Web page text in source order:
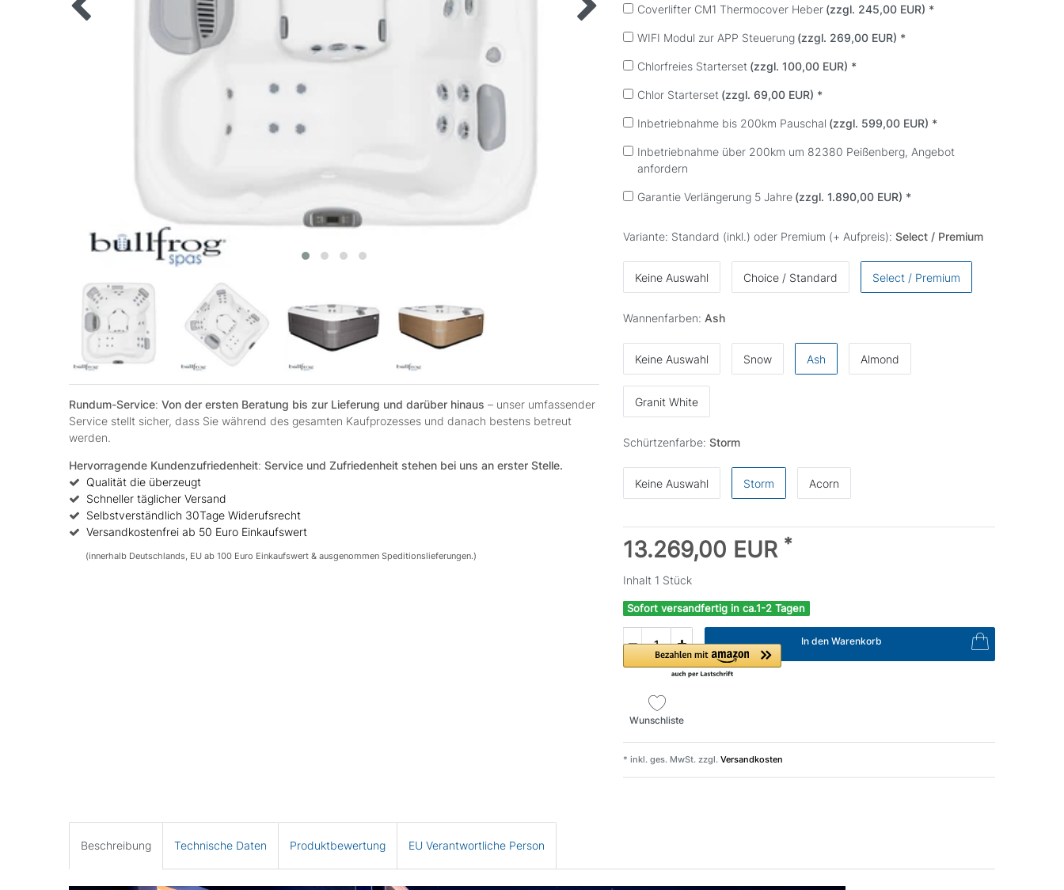
Rundum-Service: Von der ersten Beratung bis zur Lieferung und darüber hinaus – unser umfassender
Service stellt sicher, dass Sie während des gesamten Kaufprozesses und danach bestens betreut
werden.
Hervorragende Kundenzufriedenheit: Service und Zufriedenheit stehen bei uns an erster Stelle.
Qualität die überzeugt
Schneller täglicher Versand
Selbstverständlich 30Tage Widerufsrecht
Versandkostenfrei ab 50 Euro Einkaufswert
(innerhalb Deutschlands, EU ab 100 Euro Einkaufswert & ausgenommen Speditionslieferungen.)
Coverlifter CM1 Thermocover Heber (zzgl. 245,00 EUR) *
WIFI Modul zur APP Steuerung (zzgl. 269,00 EUR) *
Chlorfreies Starterset (zzgl. 100,00 EUR) *
Chlor Starterset (zzgl. 69,00 EUR) *
Inbetriebnahme bis 200km Pauschal (zzgl. 599,00 EUR) *
Inbetriebnahme über 200km um 82380 Peißenberg, Angebot
anfordern
Garantie Verlängerung 5 Jahre (zzgl. 1.890,00 EUR) *
Variante: Standard (inkl.) oder Premium (+ Aufpreis): Select / Premium
Keine Auswahl Choice / Standard Select / Premium
Wannenfarben: Ash
Keine Auswahl Snow Ash Almond
Granit White
Schürtzenfarbe: Storm
Keine Auswahl Storm Acorn
13.269,00 EUR *
Inhalt 1 Stück
Sofort versandfertig in ca.1-2 Tagen
In den Warenkorb
Wunschliste
* inkl. ges. MwSt. zzgl. Versandkosten
Beschreibung Technische Daten Produktbewertung EU Verantwortliche Person